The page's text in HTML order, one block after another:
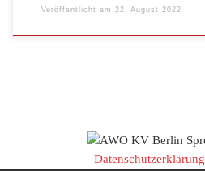
Veröffentlicht am 22. August 2022
Datenschutzerklärung